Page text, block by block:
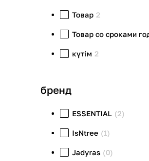
Товар 2
Товар со сроками
күтім 2
бренд
ESSENTIAL (2)
IsNtree (1)
Jadyras (0)